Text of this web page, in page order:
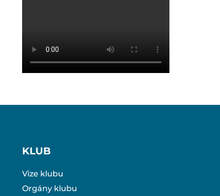
KLUB
Vize klubu
Orgány klubu